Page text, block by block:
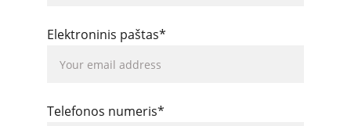
Elektroninis paštas*
Telefonos numeris*